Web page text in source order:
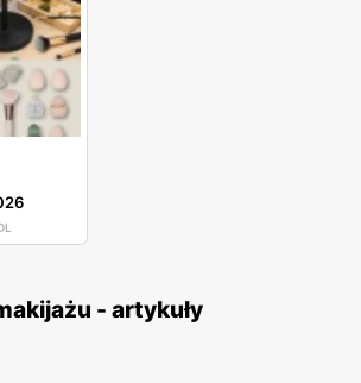
- artykuły